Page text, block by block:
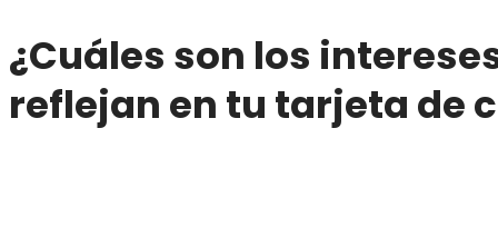
¿Cuáles son los
reflejan en tu tarjeta de